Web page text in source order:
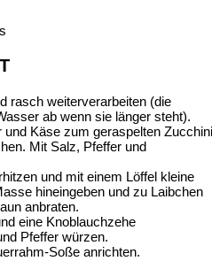
rasch weiterverarbeiten (die
ab wenn sie länger steht).
Käse zum geraspelten Zucchini
Mit Salz, Pfeffer und
und mit einem Löffel kleine
hineingeben und zu Laibchen
anbraten.
eine Knoblauchzehe
Pfeffer würzen.
Soße anrichten.